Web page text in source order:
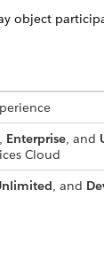
object
, Enterprise, and
Cloud
, and